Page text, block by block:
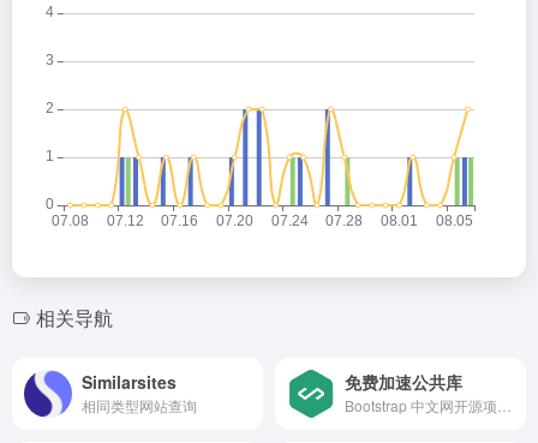
相关导航
Similarsites
相同类型网站查询
免费加速公共库